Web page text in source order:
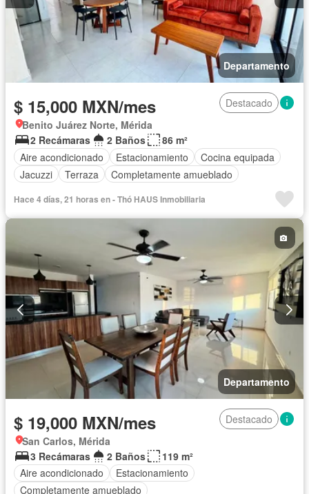
Departamento
$ 15,000 MXN/mes
Destacado
Benito Juárez Norte, Mérida
2 Recámaras
2 Baños
86 m²
Aire acondicionado
Estacionamiento
Cocina equipada
Jacuzzi
Terraza Completamente amueblado
Hace 4 días, 21 horas en - Thó HAUS Inmobiliaria
Departamento
$ 19,000 MXN/mes
Destacado
San Carlos, Mérida
3 Recámaras
2 Baños
119 m²
Aire acondicionado
Estacionamiento
Completamente amueblado